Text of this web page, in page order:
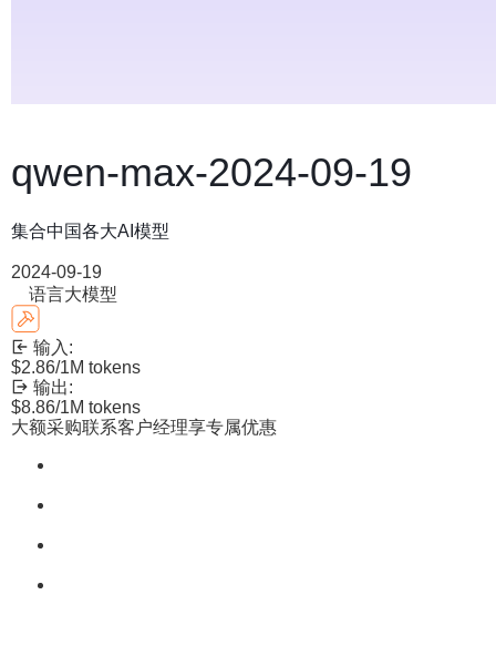
qwen-max-2024-09-19
集合中国各大AI模型
2024-09-19
语言大模型
输入:
$2.86/1M tokens
输出:
$8.86/1M tokens
大额采购联系客户经理享专属优惠